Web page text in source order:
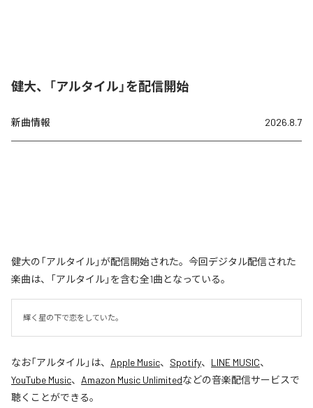
健大、「アルタイル」を配信開始
新曲情報 2026.8.7
健大の「アルタイル」が配信開始された。今回デジタル配信された
楽曲は、「アルタイル」を含む全1曲となっている。
輝く星の下で恋をしていた。
なお「アルタイル」は、 Apple Music、 Spotify、 LINE MUSIC、
YouTube Music、 Amazon Music Unlimitedなどの音楽配信サービスで
聴くことができる。